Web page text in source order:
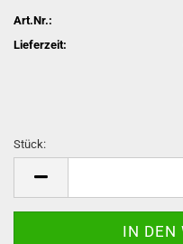
Art.Nr.:
Lieferzeit:
Stück: